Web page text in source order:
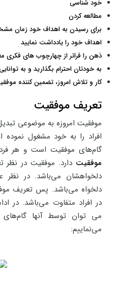
خود شناسی
مطالعه کردن
برای رسیدن به اهداف خود زمان
اهداف خود را یادداشت نمایید
ذهن را فراتر از چهارچوب های فکری
به خودتان احترام بگذارید و به
کار و تلاش امروز، تضمین کننده
تعریف موفقیت
موفقیت امروزه به موضوعی
افراد را به خود مشغول
گام‌های موفقیت است و هر
موفقیت دارد. موفقیت در نظر
دلخواهشان می‌باشد. در نظر
دلخواه می‌باشد. پس تعریف
در افراد متفاوت می‌باشد. در
می توان توسط آنها
می‌نماییم: